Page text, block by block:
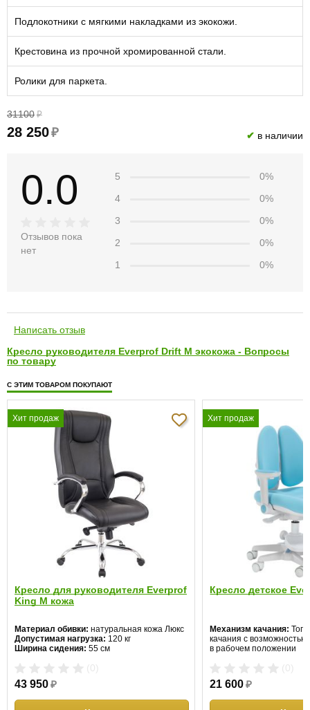
Подлокотники с мягкими накладками из экокожи.
Крестовина из прочной хромированной стали.
Ролики для паркета.
31100 ₽
28 250₽ ✔ в наличии
0.0
Отзывов пока
нет
5
0%
4
0%
3
0%
2
0%
1
0%
Написать отзыв
Кресло руководителя Everprof Drift M экокожа - Вопросы
по товару
С ЭТИМ ТОВАРОМ ПОКУПАЮТ
Хит продаж
Кресло для руководителя Everprof
King M кожа
Материал обивки: натуральная кожа Люкс
Допустимая нагрузка: 120 кг
Ширина сидения: 55 см
43 950₽
Хит продаж
Кресло детское
Механизм качания:
качания с
в рабочем положении
Газ патрон:
21 600 ₽